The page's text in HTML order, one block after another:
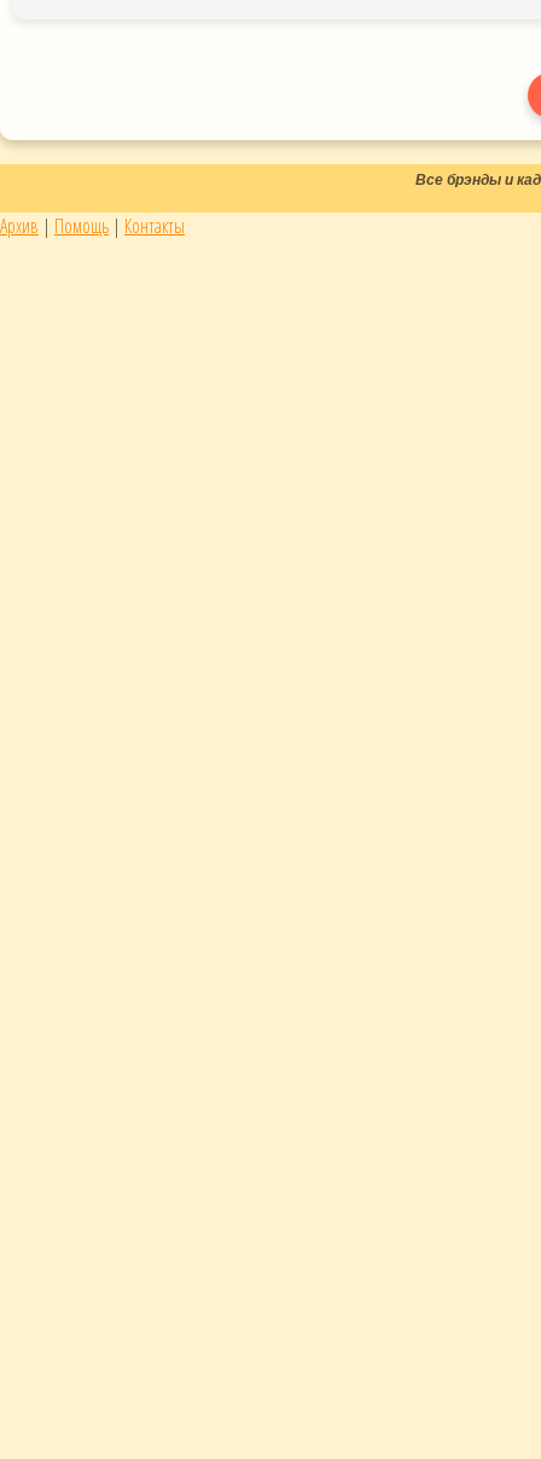
Все брэнды и
Архив | Помощь | Контакты